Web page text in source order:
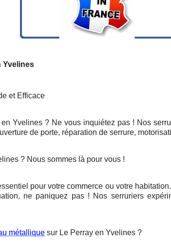
Yvelines
et Efficace
Yvelines ? Ne vous inquiétez pas ! Nos
de porte, réparation de serrure,
? Nous sommes là pour vous !
pour votre commerce ou votre
ne paniquez pas ! Nos serruriers
métallique sur Le Perray en Yvelines ?